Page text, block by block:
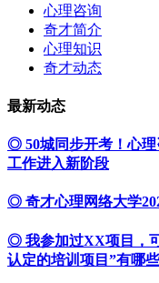
心理咨询
奇才简介
心理知识
奇才动态
最新动态
◎ 50城同步开考！心
工作进入新阶段
◎ 奇才心理网络大学
◎ 我参加过XX项目，
认定的培训项目”有哪